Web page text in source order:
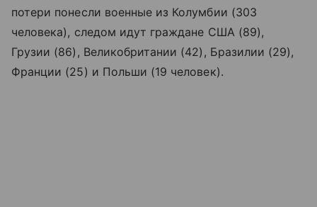
потери понесли военные из Колумбии (303
человека), следом идут граждане США (89),
Грузии (86), Великобритании (42), Бразилии (29),
Франции (25) и Польши (19 человек).